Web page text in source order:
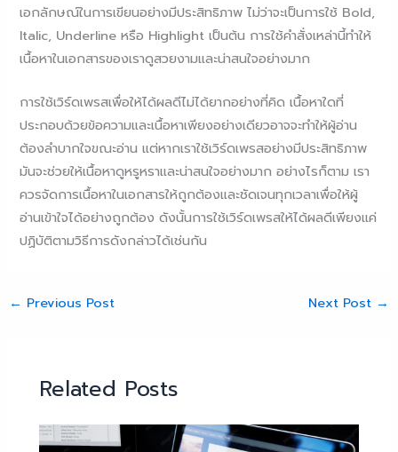
เอกลักษณ์ในการเขียนอย่างมีประสิทธิภาพ ไม่ว่าจะเป็นการใช้ Bold,
Italic, Underline หรือ Highlight เป็นต้น การใช้คำสั่งเหล่านี้ทำให้
เนื้อหาในเอกสารของเราดูสวยงามและน่าสนใจอย่างมาก
การใช้เวิร์ดเพรสเพื่อให้ได้ผลดีไม่ได้ยากอย่างที่คิด เนื้อหาใดที่
ประกอบด้วยข้อความและเนื้อหาเพียงอย่างเดียวอาจจะทำให้ผู้อ่าน
ต้องลำบากใจขณะอ่าน แต่หากเราใช้เวิร์ดเพรสอย่างมีประสิทธิภาพ
มันจะช่วยให้เนื้อหาดูหรูหราและน่าสนใจอย่างมาก อย่างไรก็ตาม เรา
ควรจัดการเนื้อหาในเอกสารให้ถูกต้องและชัดเจนทุกเวลาเพื่อให้ผู้
อ่านเข้าใจได้อย่างถูกต้อง ดังนั้นการใช้เวิร์ดเพรสให้ได้ผลดีเพียงแค่
ปฏิบัติตามวิธีการดังกล่าวได้เช่นกัน
← Previous Post Next Post →
Related Posts